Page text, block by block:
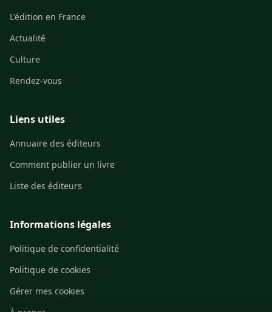
L'édition en France
Actualité
Culture
Rendez-vous
Liens utiles
Annuaire des éditeurs
Comment publier un livre
Liste des éditeurs
Informations légales
Politique de confidentialité
Politique de cookies
Gérer mes cookies